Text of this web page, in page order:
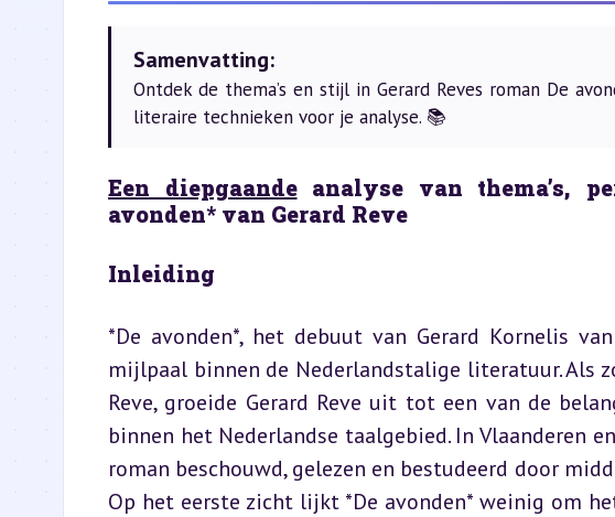
Samenvatting:
Ontdek de thema’s en stijl in Gerard Reves roman De
literaire technieken voor je analyse. 📚
Een diepgaande analyse van thema’s,
avonden* van Gerard Reve
Inleiding
*De avonden*, het debuut van Gerard Kornelis
mijlpaal binnen de Nederlandstalige literatuur. Als
Reve, groeide Gerard Reve uit tot een van de
binnen het Nederlandse taalgebied. In Vlaanderen
roman beschouwd, gelezen en bestudeerd door
Op het eerste zicht lijkt *De avonden* weinig om